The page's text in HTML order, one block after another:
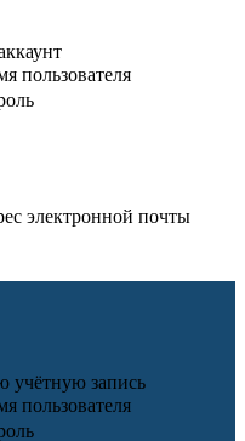
пользователя
электронной почты
учётную запись
пользователя